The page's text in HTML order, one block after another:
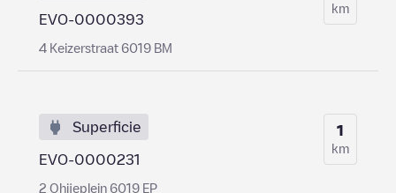
EVO-0000393
4 Keizerstraat 6019 BM
km
Superficie
EVO-0000231
2 Ohijeplein 6019 EP
1
km